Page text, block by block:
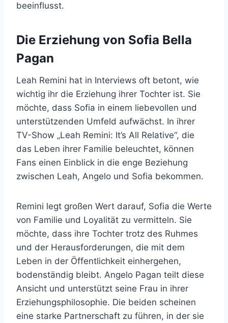
beeinflusst.
Die Erziehung von Sofia Bella
Pagan
Leah Remini hat in Interviews oft betont, wie
wichtig ihr die Erziehung ihrer Tochter ist. Sie
möchte, dass Sofia in einem liebevollen und
unterstützenden Umfeld aufwächst. In ihrer
TV-Show „Leah Remini: It’s All Relative“, die
das Leben ihrer Familie beleuchtet, können
Fans einen Einblick in die enge Beziehung
zwischen Leah, Angelo und Sofia bekommen.
Remini legt großen Wert darauf, Sofia die Werte
von Familie und Loyalität zu vermitteln. Sie
möchte, dass ihre Tochter trotz des Ruhmes
und der Herausforderungen, die mit dem
Leben in der Öffentlichkeit einhergehen,
bodenständig bleibt. Angelo Pagan teilt diese
Ansicht und unterstützt seine Frau in ihrer
Erziehungsphilosophie. Die beiden scheinen
eine starke Partnerschaft zu führen, in der sie